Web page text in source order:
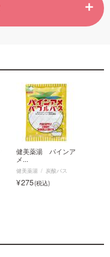
健美薬湯 パインア
メ...
健美薬湯 炭酸バス
275